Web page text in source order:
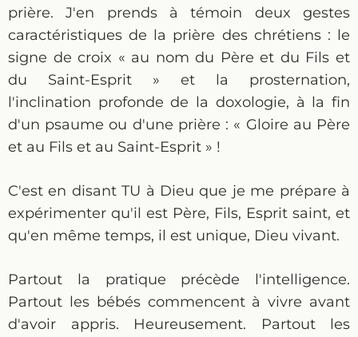
prière. J'en prends à témoin deux gestes
caractéristiques de la prière des chrétiens : le
signe de croix « au nom du Père et du Fils et
du Saint-Esprit » et la prosternation,
l'inclination profonde de la doxologie, à la fin
d'un psaume ou d'une prière : « Gloire au Père
et au Fils et au Saint-Esprit » !
C'est en disant TU à Dieu que je me prépare à
expérimenter qu'il est Père, Fils, Esprit saint, et
qu'en même temps, il est unique, Dieu vivant.
Partout la pratique précède l'intelligence.
Partout les bébés commencent à vivre avant
d'avoir appris. Heureusement. Partout les